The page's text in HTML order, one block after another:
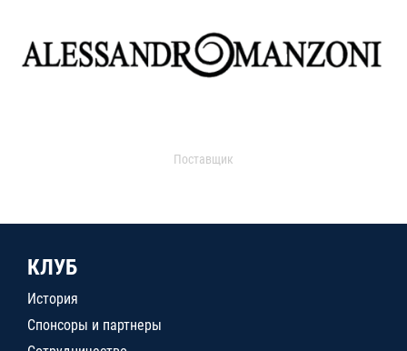
Поставщик
КЛУБ
История
Спонсоры и партнеры